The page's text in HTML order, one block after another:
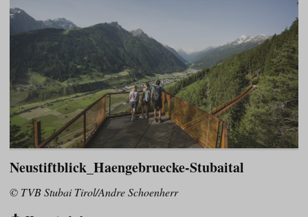
Neustiftblick_Haengebruecke-Stubaital
© TVB Stubai Tirol/Andre Schoenherr